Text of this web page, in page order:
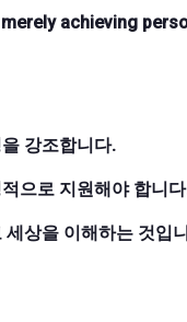
achieving
강조합니다.
으로 지원해야 합니
상을 이해하는 것입